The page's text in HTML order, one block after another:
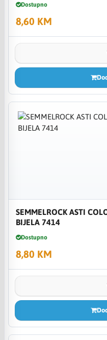
Dostupno
8,60 KM
SEMMELROCK ASTI
BIJELA 7414
Dostupno
8,80 KM